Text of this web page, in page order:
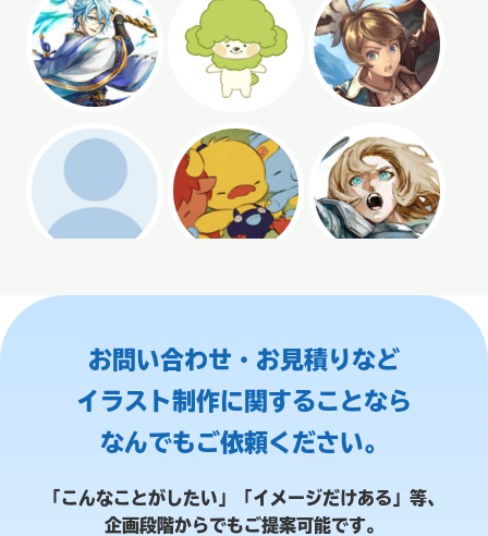
お問い合わせ・お見積りなど
イラスト制作に関することなら
なんでもご依頼ください。
「こんなことがしたい」「イメージだけある」等、
企画段階からでもご提案可能です。